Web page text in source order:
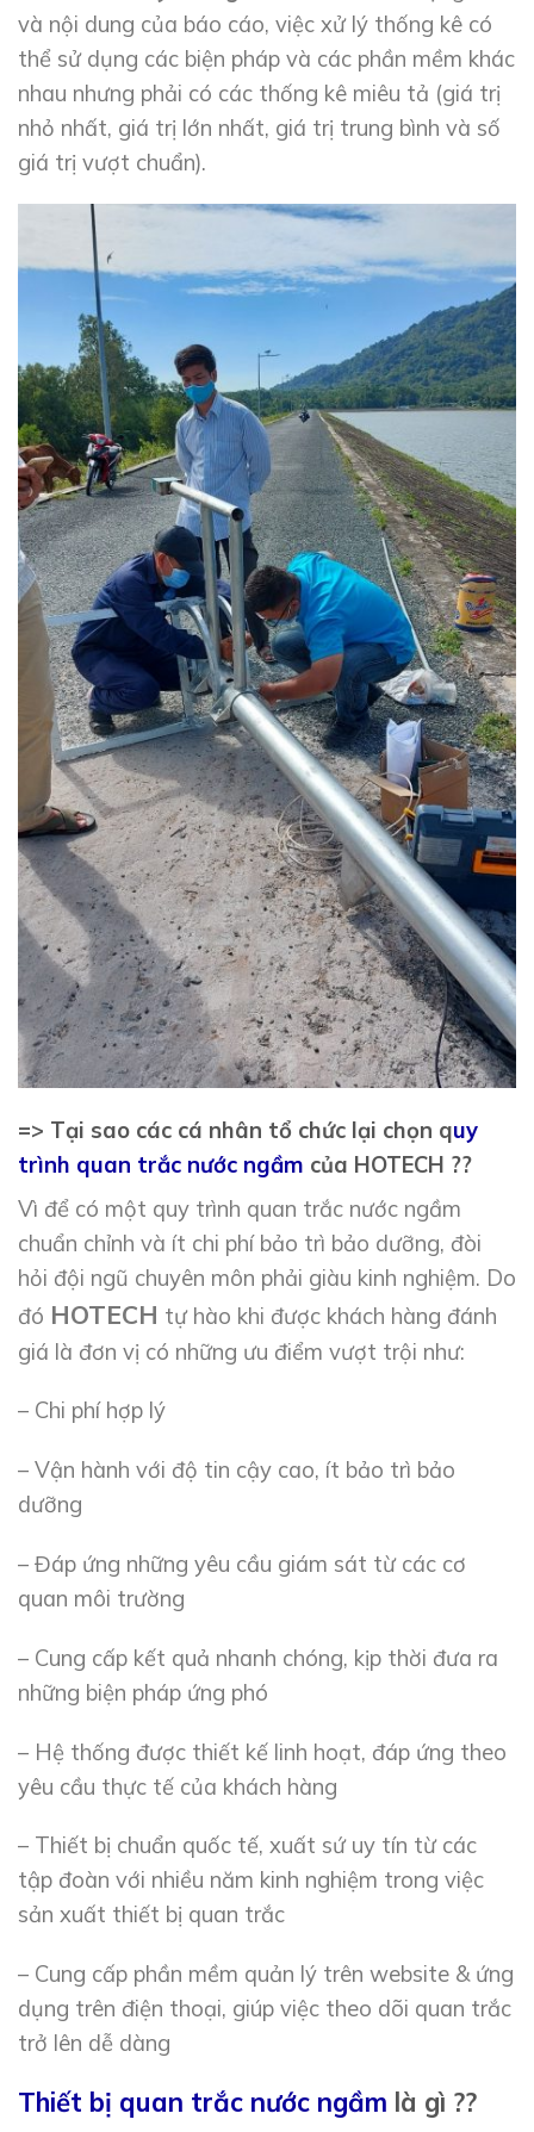
và nội dung của báo cáo, việc xử lý thống kê có
thể sử dụng các biện pháp và các phần mềm khác
nhau nhưng phải có các thống kê miêu tả (giá trị
nhỏ nhất, giá trị lớn nhất, giá trị trung bình và số
giá trị vượt chuẩn).
=> Tại sao các cá nhân tổ chức lại chọn quy
trình quan trắc nước ngầm của HOTECH ??
Vì để có một quy trình quan trắc nước ngầm
chuẩn chỉnh và ít chi phí bảo trì bảo dưỡng, đòi
hỏi đội ngũ chuyên môn phải giàu kinh nghiệm. Do
đó HOTECH tự hào khi được khách hàng đánh
giá là đơn vị có những ưu điểm vượt trội như:
– Chi phí hợp lý
– Vận hành với độ tin cậy cao, ít bảo trì bảo
dưỡng
– Đáp ứng những yêu cầu giám sát từ các cơ
quan môi trường
– Cung cấp kết quả nhanh chóng, kịp thời đưa ra
những biện pháp ứng phó
– Hệ thống được thiết kế linh hoạt, đáp ứng theo
yêu cầu thực tế của khách hàng
– Thiết bị chuẩn quốc tế, xuất sứ uy tín từ các
tập đoàn với nhiều năm kinh nghiệm trong việc
sản xuất thiết bị quan trắc
– Cung cấp phần mềm quản lý trên website & ứng
dụng trên điện thoại, giúp việc theo dõi quan trắc
trở lên dễ dàng
Thiết bị quan trắc nước ngầm là gì ??